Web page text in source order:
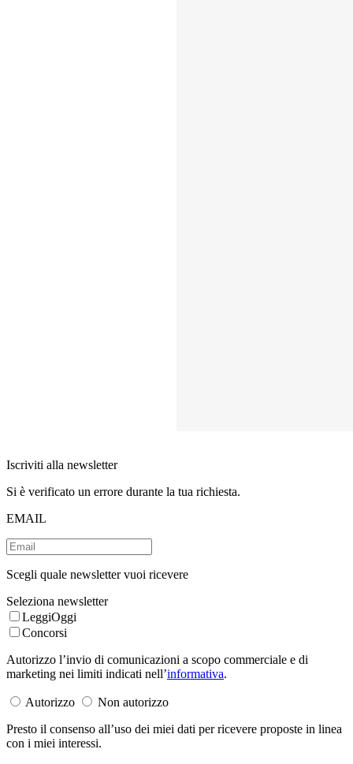
Iscriviti alla newsletter
Si è verificato un errore durante la tua richiesta.
EMAIL
Scegli quale newsletter vuoi ricevere
Seleziona newsletter
LeggiOggi
Concorsi
Autorizzo l’invio di comunicazioni a scopo commerciale e di
marketing nei limiti indicati nell’informativa.
Autorizzo
Non autorizzo
Presto il consenso all’uso dei miei dati per ricevere proposte in linea
con i miei interessi.